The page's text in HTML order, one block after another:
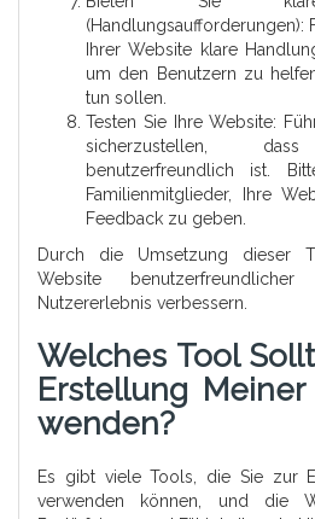
(Handlungsaufforderungen):
Ihrer Website klare
um den Benutzern zu
tun sollen.
Testen Sie Ihre Website:
sicherzustellen,
benutzerfreundlich ist.
Familienmitglieder, Ihre
Feedback zu geben.
Durch die Umsetzung dieser
Website
Nutzererlebnis verbessern.
Welches Tool
Erstellung
Wenden?
Es gibt viele Tools, die Sie zur
verwenden können, und die